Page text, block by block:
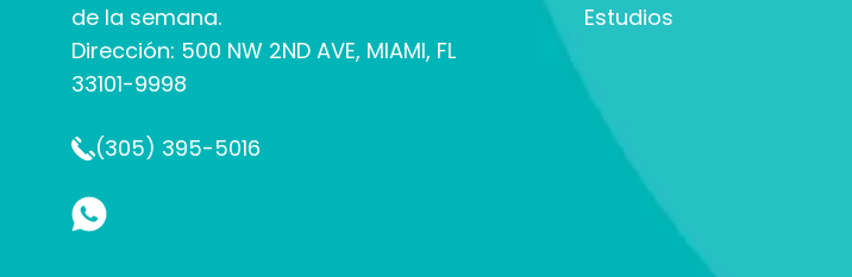
de la semana.
Dirección: 500 NW 2ND AVE, MIAMI, FL
33101-9998
(305) 395-5016
Estudios